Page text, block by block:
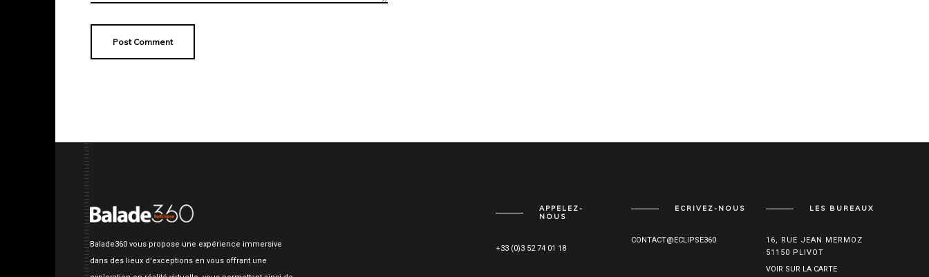
Balade360 vous propose une expérience immersive
dans des lieux d'exceptions en vous offrant une
APPELEZ-
NOUS
+33 (0)3 52 74 01 18
ECRIVEZ-NOUS
CONTACT@ECLIPSE360
LES BUREAUX
16, RUE JEAN MERMOZ
51150 PLIVOT
VOIR SUR LA CARTE